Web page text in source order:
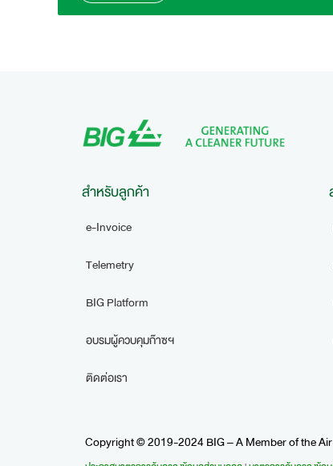
สำหรับลูกค้า
e-Invoice
Telemetry
BIG Platform
อบรมผู้ควบคุมก๊าซฯ
ติดต่อเรา
Copyright © 2019-2024 BIG – A Member of the